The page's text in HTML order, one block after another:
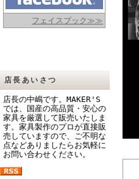
フェイスブック≫≫
店長あいさつ
店長の中嶋です。MAKER'S
では、国産の高品質・安心の
家具を厳選して販売いたしま
す。家具製作のプロが直接販
売していますので、ご不明な
点などありましたらお気軽に
お問い合わせください。